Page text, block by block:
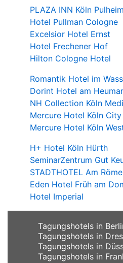
PLAZA INN Köln Pulheim
Hotel Pullman Cologne
Excelsior Hotel Ernst
Hotel Frechener Hof
Hilton Cologne Hotel
Romantik Hotel im
Dorint Hotel am
NH Collection Köln
Mercure Hotel Köln
Mercure Hotel Köln
H+ Hotel Köln Hürth
SeminarZentrum Gut
STADTHOTEL Am
Eden Hotel Früh am
Hotel Imperial
Tagungshotels in
Tagungshotels in
Tagungshotels in
Tagungshotels in